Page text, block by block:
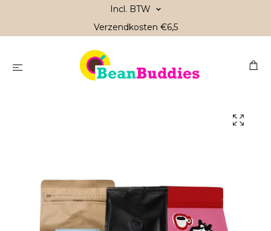
Incl. BTW
Verzendkosten €6,5